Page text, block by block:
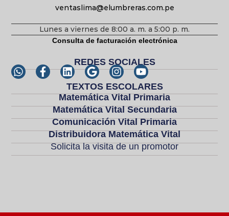
ventaslima@elumbreras.com.pe
Lunes a viernes de 8:00 a. m. a 5:00 p. m.
Consulta de facturación electrónica
REDES SOCIALES
TEXTOS ESCOLARES
Matemática Vital Primaria
Matemática Vital Secundaria
Comunicación Vital Primaria
Distribuidora Matemática Vital
Solicita la visita de un promotor